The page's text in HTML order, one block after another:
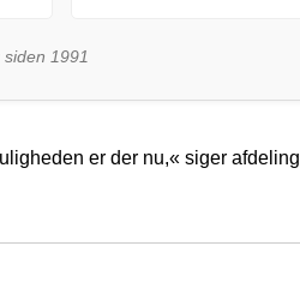
1991
er der nu,« siger